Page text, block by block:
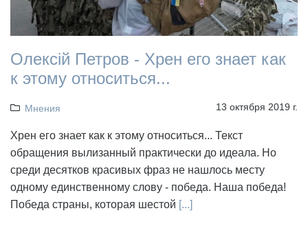
Олексій Петров - Хрен его знает как
к этому относиться...
Мнения 13 октября 2019 г.
Хрен его знает как к этому относиться... Текст
обращения вылизанный практически до идеала. Но
среди десятков красивых фраз не нашлось месту
одному единственному слову - победа. Наша победа!
Победа страны, которая шестой [...]